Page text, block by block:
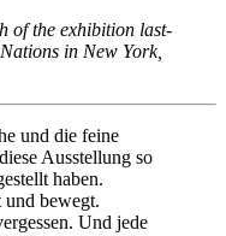
of the exhibition last-
in New York,
und die feine
Ausstellung so
haben.
bewegt.
Und jede